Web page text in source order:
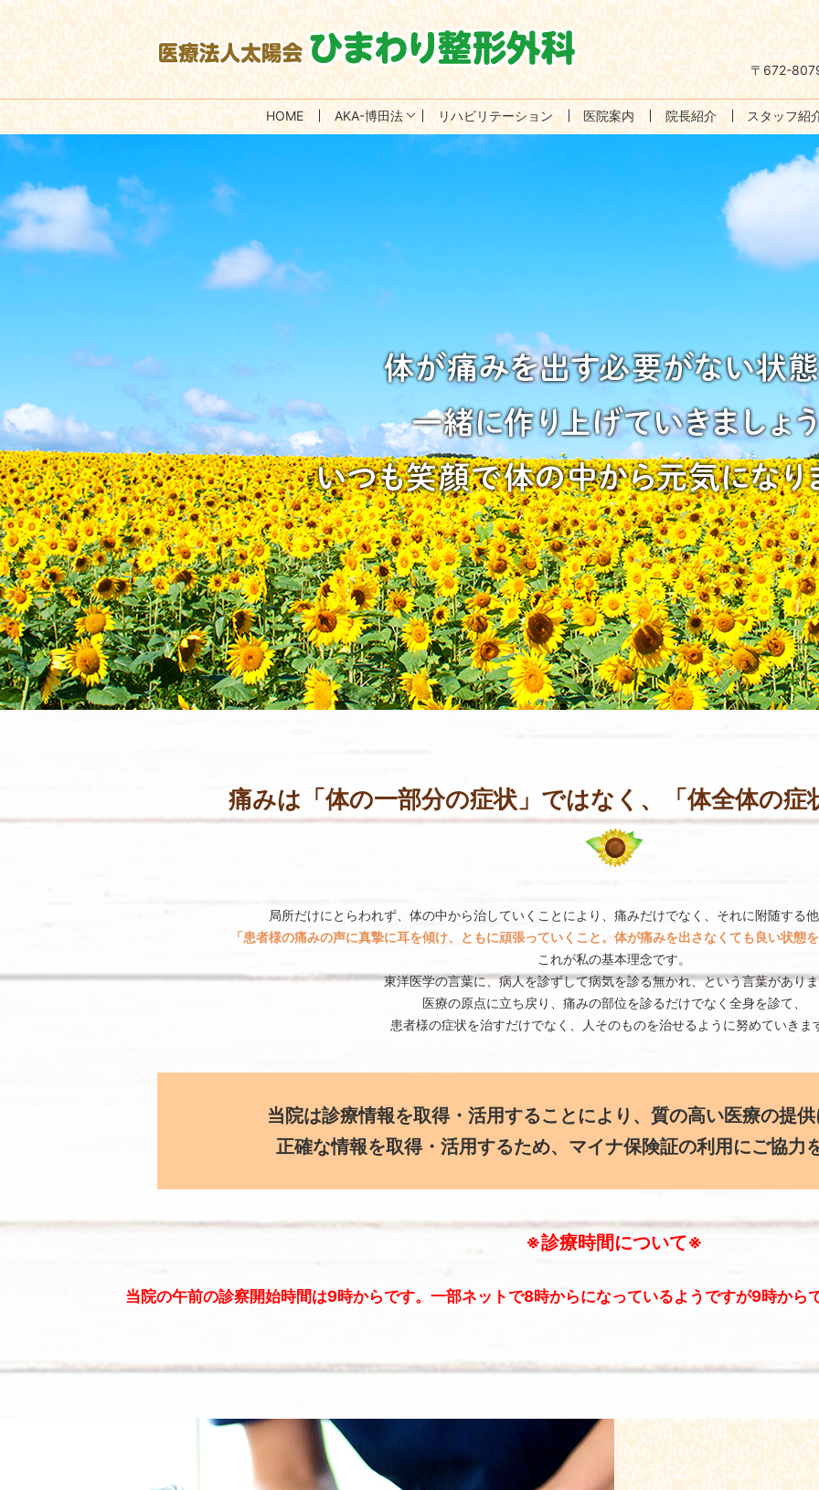
HOME AKA-博田法 リハビリテーション 医院案内 院長紹介 スタッフ紹
〒672-
痛みは「体の一部分の症状」ではなく、 「体全体の
局所だけにとらわれず、体の中から治していくことにより、痛みだけでなく、それに附随する
「患者様の痛みの声に真摯に耳を傾け、ともに頑張っていくこと。体が痛みを出さなくても良い状態
これが私の基本理念です。
東洋医学の言葉に、病人を診ずして病気を診る無かれ、という言葉があり
医療の原点に立ち戻り、痛みの部位を診るだけでなく全身を診て、
患者様の症状を治すだけでなく、人そのものを治せるように努めていきま
当院は診療情報を取得・活用することにより、質の高い医療の提
正確な情報を取得・活用するため、マイナ保険証の利用にご協力
※診療時間について※
当院の午前の診察開始時間は9時からです。一部ネットで8時からになっているようですが9時から